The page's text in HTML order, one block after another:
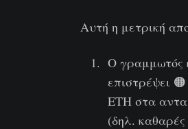
Αυτή η μετρική
Ο γραμμωτός
επιστρέψει
ETH στα
(δηλ.